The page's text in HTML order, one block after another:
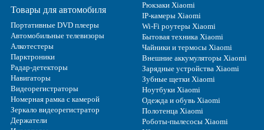
Товары для автомобиля
Портативные DVD плееры
Автомобильные телевизоры
Алкотестеры
Парктроники
Радар-детекторы
Навигаторы
Видеорегистраторы
Номерная рамка с камерой
Зеркало видеорегистратор
Держатели
Рюкзаки Xiaomi
IP-камеры Xiaomi
Wi-Fi роутеры Xiaomi
Бытовая техника Xiaomi
Чайники и термосы Xiaomi
Внешние аккумуляторы Xiaomi
Зарядные устройства Xiaomi
Зубные щетки Xiaomi
Ноутбуки Xiaomi
Одежда и обувь Xiaomi
Полотенца Xiaomi
Роботы-пылесосы Xiaomi